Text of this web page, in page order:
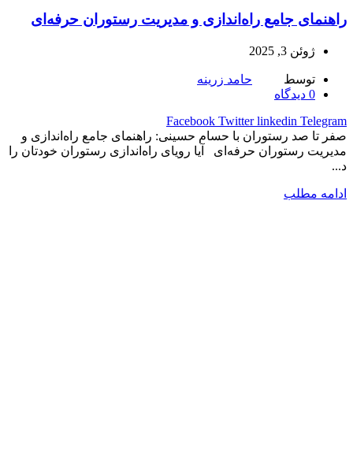
راهنمای جامع راه‌اندازی و مدیریت رستوران حرفه‌ای
ژوئن 3, 2025
توسط
حامد زرینه
0 دیدگاه
Facebook Twitter linkedin Telegram
صفر تا صد رستوران با حسام حسینی: راهنمای جامع راه‌اندازی و
مدیریت رستوران حرفه‌ای آیا رویای راه‌اندازی رستوران خودتان را
د...
ادامه مطلب